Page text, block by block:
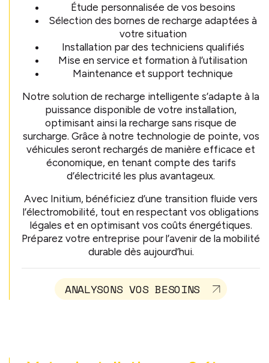
Étude personnalisée de vos besoins
Sélection des bornes de recharge adaptées à
votre situation
Installation par des techniciens qualifiés
Mise en service et formation à l’utilisation
Maintenance et support technique
Notre solution de recharge intelligente s’adapte à la
puissance disponible de votre installation,
optimisant ainsi la recharge sans risque de
surcharge. Grâce à notre technologie de pointe, vos
véhicules seront rechargés de manière efficace et
économique, en tenant compte des tarifs
d’électricité les plus avantageux.
Avec Initium, bénéficiez d’une transition fluide vers
l’électromobilité, tout en respectant vos obligations
légales et en optimisant vos coûts énergétiques.
Préparez votre entreprise pour l’avenir de la mobilité
durable dès aujourd’hui.
ANALYSONS VOS BESOINS